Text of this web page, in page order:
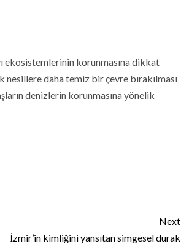
ekosistemlerinin korunmasına dikkat
nesillere daha temiz bir çevre bırakılması
denizlerin korunmasına yönelik
Next
İzmir’in kimliğini yansıtan simgesel durak